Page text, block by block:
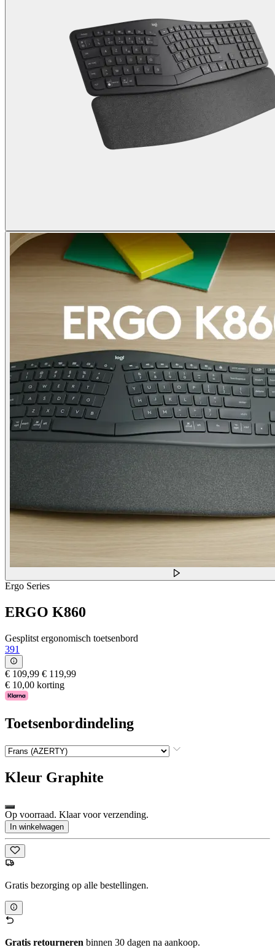
Ergo Series
ERGO K860
Gesplitst ergonomisch toetsenbord
391
€ 109,99 € 119,99
€ 10,00 korting
Toetsenbordindeling
Kleur Graphite
Op voorraad. Klaar voor verzending.
In winkelwagen
Gratis bezorging op alle bestellingen.
Gratis retourneren binnen 30 dagen na aankoop.